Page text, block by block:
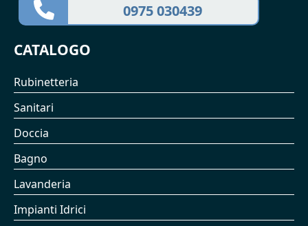
0975 030439
CATALOGO
Rubinetteria
Sanitari
Doccia
Bagno
Lavanderia
Impianti Idrici